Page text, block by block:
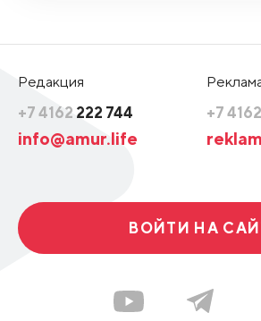
Редакция
+7 4162 222 744
info@amur.life
+7 4162
ВОЙТИ НА